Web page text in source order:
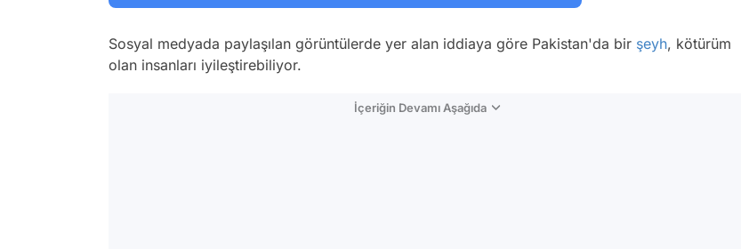
Sosyal medyada paylaşılan görüntülerde yer alan iddiaya göre Pakistan'da bir şeyh, kötürüm
olan insanları iyileştirebiliyor.
İçeriğin Devamı Aşağıda